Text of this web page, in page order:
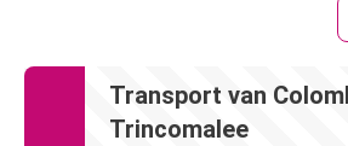
Transport van
Trincomalee